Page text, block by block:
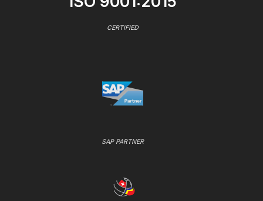
CERTIFIED
SAP PARTNER